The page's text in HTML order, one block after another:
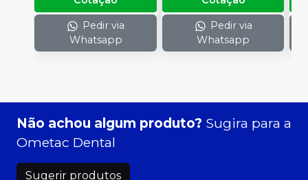
Pedir via
Whatsapp
Pedir via
Whatsapp
Não achou algum produto? Sugira para a
Ometac Dental
Sugerir produtos